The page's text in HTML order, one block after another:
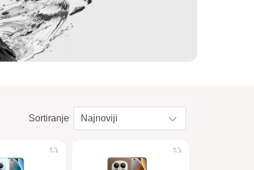
Sortiranje